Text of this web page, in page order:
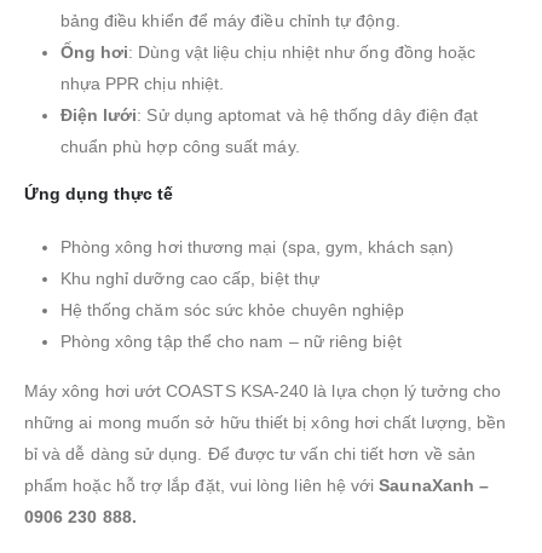
bảng điều khiển để máy điều chỉnh tự động.
Ống hơi: Dùng vật liệu chịu nhiệt như ống đồng hoặc
nhựa PPR chịu nhiệt.
Điện lưới: Sử dụng aptomat và hệ thống dây điện đạt
chuẩn phù hợp công suất máy.
Ứng dụng thực tế
Phòng xông hơi thương mại (spa, gym, khách sạn)
Khu nghỉ dưỡng cao cấp, biệt thự
Hệ thống chăm sóc sức khỏe chuyên nghiệp
Phòng xông tập thể cho nam – nữ riêng biệt
Máy xông hơi ướt COASTS KSA-240 là lựa chọn lý tưởng cho
những ai mong muốn sở hữu thiết bị xông hơi chất lượng, bền
bỉ và dễ dàng sử dụng. Để được tư vấn chi tiết hơn về sản
phẩm hoặc hỗ trợ lắp đặt, vui lòng liên hệ vớiSaunaXanh –
0906 230 888.